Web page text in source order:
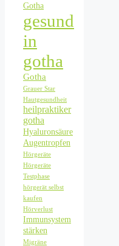
Gotha
gesund
in
gotha
Gotha
Grauer Star
Hautgesundheit
heilpraktiker
gotha
Hyaluronsäure
Augentropfen
Hörgeräte
Hörgeräte
Testphase
hörgerät selbst
kaufen
Hörverlust
Immunsystem
stärken
Migräne